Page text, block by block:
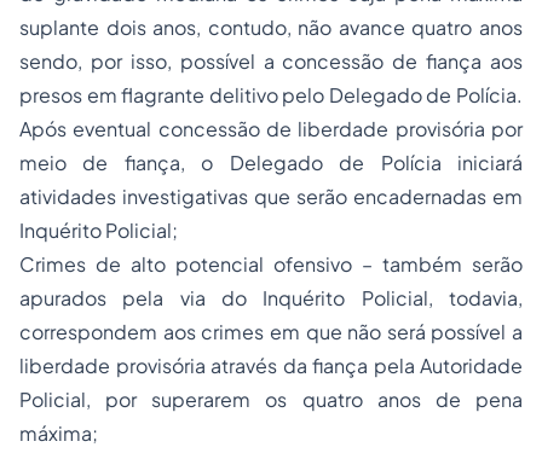
suplante dois anos, contudo, não avance quatro anos
sendo, por isso, possível a concessão de fiança aos
presos em flagrante delitivo pelo Delegado de Polícia.
Após eventual concessão de liberdade provisória por
meio de fiança, o Delegado de Polícia iniciará
atividades investigativas que serão encadernadas em
Inquérito Policial;
Crimes de alto potencial ofensivo – também serão
apurados pela via do Inquérito Policial, todavia,
correspondem aos crimes em que não será possível a
liberdade provisória através da fiança pela Autoridade
Policial, por superarem os quatro anos de pena
máxima;